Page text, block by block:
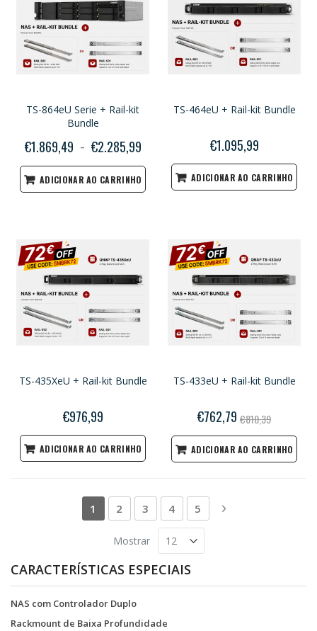
TS-864eU Serie + Rail-kit
Bundle
€1.869,49 €2.285,99
ADICIONAR AO CARRINHO
TS-464eU + Rail-kit Bundle
€1.095,99
ADICIONAR AO CARRINHO
TS-435XeU + Rail-kit Bundle
€976,99
ADICIONAR AO CARRINHO
TS-433eU + Rail-kit Bundle
€762,79 €810,39
ADICIONAR AO CARRINHO
Página
Você esta lendo a pagina
1 Página
2 Página
3 Página
4 Página
5 Página
Próximo
Mostrar
CARACTERÍSTICAS ESPECIAIS
NAS com Controlador Duplo
Rackmount de Baixa Profundidade